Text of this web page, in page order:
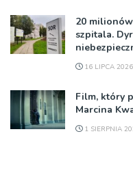
20
szpitala.
16 LIPCA 2026
Film, który
Marcina
1 SIERPNIA